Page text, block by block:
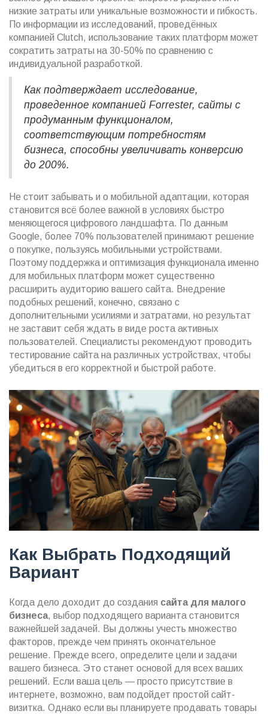
низкие затраты или уникальные возможности и гибкость.
По информации из исследований, проведённых
компанией Clutch, использование таких платформ может
сократить затраты на 30-50% по сравнению с
индивидуальной разработкой.
Как подтверждает исследование,
проведенное компанией Forrester, сайты с
продуманным функционалом,
соответствующим потребностям
бизнеса, способны увеличивать конверсию
до 200%.
Не стоит забывать и о мобильной адаптации, которая
становится всё более важной в условиях быстро
меняющегося цифрового ландшафта. По данным
Google, более 70% пользователей принимают решение
о покупке, пользуясь мобильными устройствами.
Поэтому поддержка и оптимизация функционала именно
для мобильных платформ может существенно
расширить аудиторию вашего сайта. Внедрение
подобных решений, конечно, связано с
дополнительными усилиями и затратами, но результат
не заставит себя ждать в виде роста активных
пользователей. Специалисты рекомендуют проводить
тестирование сайта на различных устройствах, чтобы
убедиться в его корректной и быстрой работе.
Как Выбрать Подходящий
Вариант
Когда дело доходит до создания сайта для малого
бизнеса, выбор подходящего варианта становится
важнейшей задачей. Вы должны учесть множество
факторов, прежде чем принять окончательное
решение. Прежде всего, определите цели и задачи
вашего бизнеса. Это станет основой для всех ваших
решений. Если ваша цель — просто присутствие в
интернете, возможно, вам подойдет простой сайт-
визитка. Однако если вы планируете продавать товары